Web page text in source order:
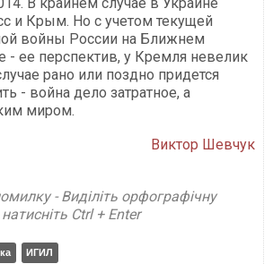
и Крым. Но с учетом текущей
войны России на Ближнем
- ее перспектив, у Кремля невелик
рано или поздно придется
- война дело затратное, а
миром.
Виктор Шевчук
- Виділіть орфографічну
Ctrl + Enter
ИГИЛ